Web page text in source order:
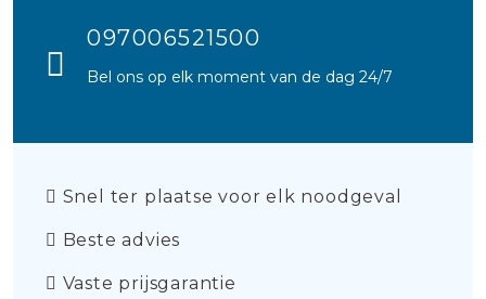
097006521500
Bel ons op elk moment van de dag 24/7
Snel ter plaatse voor elk noodgeval
Beste advies
Vaste prijsgarantie